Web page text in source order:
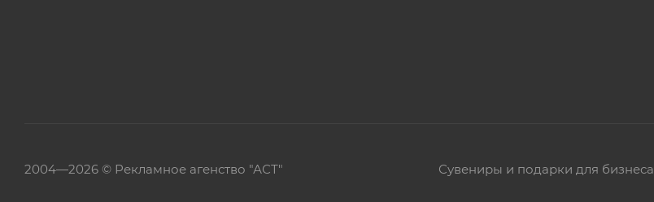
2004—2026 © Рекламное агенство "АСТ" Сувениры и подарки для бизнеса